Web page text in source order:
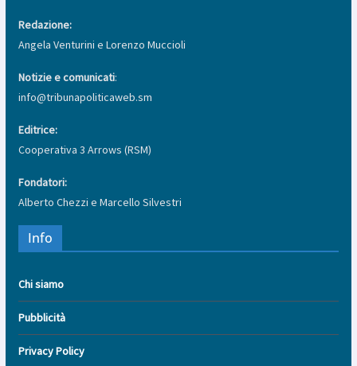
Redazione:
Angela Venturini e Lorenzo Muccioli
Notizie e comunicati:
info@tribunapoliticaweb.sm
Editrice:
Cooperativa 3 Arrows (RSM)
Fondatori:
Alberto Chezzi e Marcello Silvestri
Info
Chi siamo
Pubblicità
Privacy Policy